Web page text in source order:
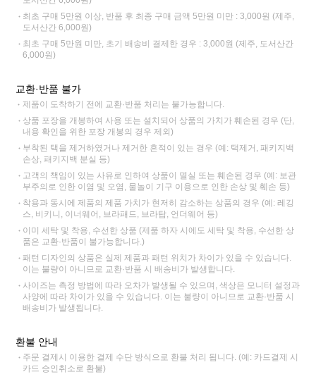
최초 구매 5만원 이상, 반품 후 최종 구매 금액 5만원 미만 : 3,000원 (제주,
도서산간 6,000원)
최초 구매 5만원 미만, 초기 배송비 결제한 경우 : 3,000원 (제주, 도서산간
6,000원)
교환·반품 불가
제품이 도착하기 전에 교환·반품 처리는 불가능합니다.
상품 포장을 개봉하여 사용 또는 설치되어 상품의 가치가 훼손된 경우 (단,
내용 확인을 위한 포장 개봉의 경우 제외)
부착된 택을 제거하였거나 제거한 흔적이 있는 경우 (예: 택제거, 패키지백
손상, 패키지백 분실 등)
고객의 책임이 있는 사유로 인하여 상품이 멸실 또는 훼손된 경우 (예: 보관
부주의로 인한 이염 및 오염, 물놀이 기구 이용으로 인한 손상 및 훼손 등)
착용과 동시에 제품의 제품 가치가 현저히 감소하는 상품의 경우 (예: 레깅
스, 비키니, 이너웨어, 브라패드, 브라탑, 언더웨어 등)
이미 세탁 및 착용, 수선한 상품 (제품 하자 시에도 세탁 및 착용, 수선한 상
품은 교환·반품이 불가능합니다.)
패턴 디자인의 상품은 실제 제품과 패턴 위치가 차이가 있을 수 있습니다.
이는 불량이 아니므로 교환·반품 시 배송비가 발생합니다.
사이즈는 측정 방법에 따라 오차가 발생될 수 있으며, 색상은 모니터 설정과
사양에 따라 차이가 있을 수 있습니다. 이는 불량이 아니므로 교환·반품 시
배송비가 발생됩니다.
환불 안내
주문 결제시 이용한 결제 수단 방식으로 환불 처리 됩니다. (예: 카드결제 시
카드 승인취소로 환불)